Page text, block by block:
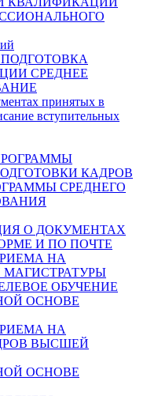
ПОДГОТОВКА
СРЕДНЕЕ
принятых в
вступительных
КАДРОВ
СРЕДНЕГО
О ДОКУМЕНТАХ
И ПО ПОЧТЕ
НА
ОБУЧЕНИЕ
ОСНОВЕ
НА
ВЫСШЕЙ
ОСНОВЕ